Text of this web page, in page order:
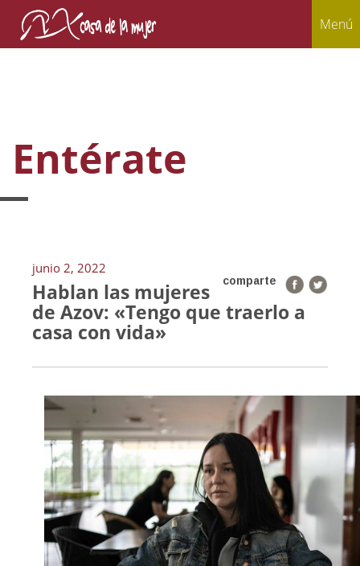
Menú
Entérate
junio 2, 2022
comparte
Hablan las mujeres
de Azov: «Tengo que traerlo a
casa con vida»